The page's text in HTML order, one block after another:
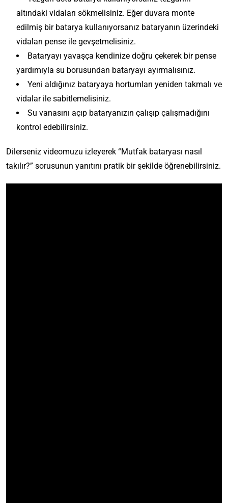
altındaki vidaları sökmelisiniz. Eğer duvara monte
edilmiş bir batarya kullanıyorsanız bataryanın üzerindeki
vidaları pense ile gevşetmelisiniz.
Bataryayı yavaşça kendinize doğru çekerek bir pense
yardımıyla su borusundan bataryayı ayırmalısınız.
Yeni aldığınız bataryaya hortumları yeniden takmalı ve
vidalar ile sabitlemelisiniz.
Su vanasını açıp bataryanızın çalışıp çalışmadığını
kontrol edebilirsiniz.
Dilerseniz videomuzu izleyerek “Mutfak bataryası nasıl
takılır?” sorusunun yanıtını pratik bir şekilde öğrenebilirsiniz.